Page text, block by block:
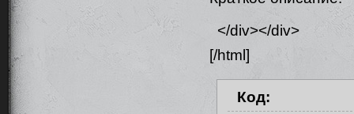
</div></div>
[/html]
Код: